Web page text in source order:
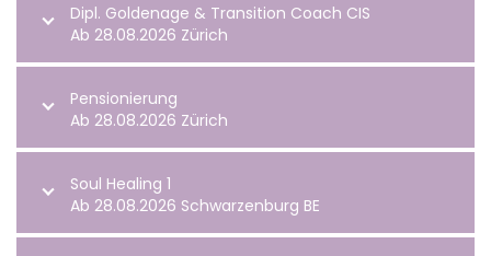
Dipl. Goldenage & Transition Coach CIS
Ab 28.08.2026 Zürich
Pensionierung
Ab 28.08.2026 Zürich
Soul Healing 1
Ab 28.08.2026 Schwarzenburg BE